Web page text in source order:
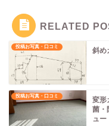
RELATED
投稿お写真・口コミ 斜め
投稿お写真・口コミ
変形
菌・
ュー